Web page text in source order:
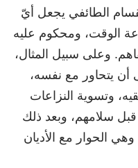
الطائفي يجعل أيّ
الوقت، ومحكوم عليه
وعلى سبيل المثال،
أن يتحاور مع نفسه،
وتسوية النزاعات
قبل سلامهم، وبعد ذلك
وهي الحوار مع الأديان